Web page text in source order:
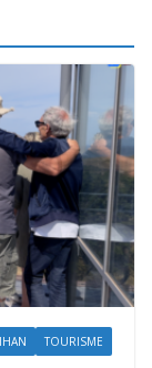
TOURISME